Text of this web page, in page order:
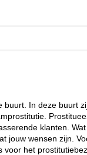
In deze buurt
klanten.
jouw wensen zijn.
het